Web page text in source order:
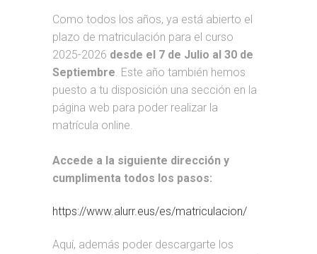
Como todos los años, ya está abierto el
plazo de matriculación para el curso
2025-2026 desde el 7 de Julio al 30 de
Septiembre . Este año también hemos
puesto a tu disposición una sección en la
página web para poder realizar la
matrícula online.
Accede a la siguiente dirección y
cumplimenta todos los pasos:
https://www.alurr.eus/es/matriculacion/
Aquí, además poder descargarte los